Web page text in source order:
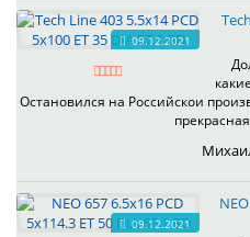
09.12.2021
Остановился на Российскои
09.12.2021